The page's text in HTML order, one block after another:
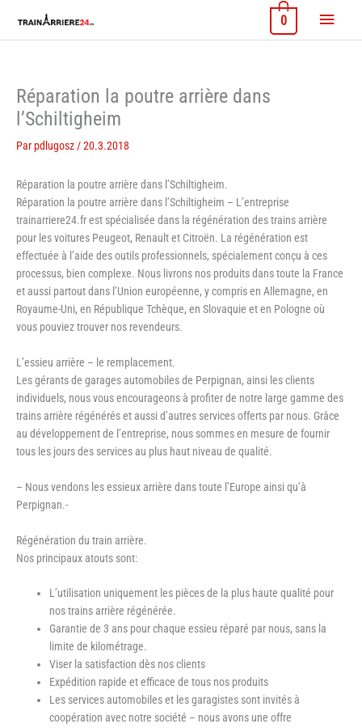
contenu
Menu
0
Réparation la poutre arrière dans
l’Schiltigheim
Par pdlugosz /20.3.2018
Réparation la poutre arrière dans l’Schiltigheim.
Réparation la poutre arrière dans l’Schiltigheim – L’entreprise
trainarriere24.fr est spécialisée dans la régénération des trains arrière
pour les voitures Peugeot, Renault et Citroën. La régénération est
effectuée à l’aide des outils professionnels, spécialement conçu à ces
processus, bien complexe. Nous livrons nos produits dans toute la France
et aussi partout dans l’Union européenne, y compris en Allemagne, en
Royaume-Uni, en République Tchèque, en Slovaquie et en Pologne où
vous pouviez trouver nos revendeurs.
L’essieu arrière – le remplacement.
Les gérants de garages automobiles de Perpignan, ainsi les clients
individuels, nous vous encourageons à profiter de notre large gamme des
trains arrière régénérés et aussi d’autres services offerts par nous. Grâce
au développement de l’entreprise, nous sommes en mesure de fournir
tous les jours des services au plus haut niveau de qualité.
– Nous vendons les essieux arrière dans toute l’Europe ainsi qu’à
Perpignan.-
Régénération du train arrière.
Nos principaux atouts sont:
L’utilisation uniquement les pièces de la plus haute qualité pour
nos trains arrière régénérée.
Garantie de 3 ans pour chaque essieu réparé par nous, sans la
limite de kilométrage.
Viser la satisfaction dès nos clients
Expédition rapide et efficace de tous nos produits
Les services automobiles et les garagistes sont invités à
coopération avec notre société – nous avons une offre